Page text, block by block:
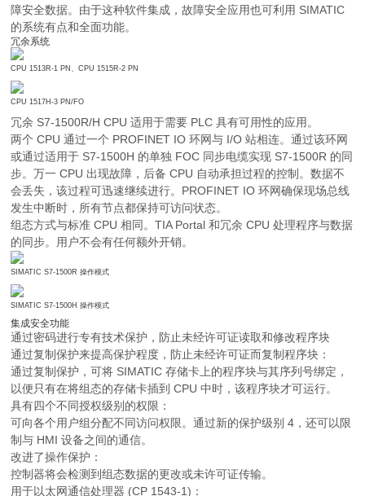
障安全数据。由于这种软件集成，故障安全应用也可利用 SIMATIC
的系统有点和全面功能。
冗余系统
CPU 1513R-1 PN、CPU 1515R-2 PN
CPU 1517H-3 PN/FO
冗余 S7-1500R/H CPU 适用于需要 PLC 具有可用性的应用。
两个 CPU 通过一个 PROFINET IO 环网与 I/O 站相连。通过该环网
或通过适用于 S7-1500H 的单独 FOC 同步电缆实现 S7-1500R 的同
步。万一 CPU 出现故障，后备 CPU 自动承担过程的控制。数据不
会丢失，该过程可迅速继续进行。PROFINET IO 环网确保现场总线
发生中断时，所有节点都保持可访问状态。
组态方式与标准 CPU 相同。TIA Portal 和冗余 CPU 处理程序与数据
的同步。用户不会有任何额外开销。
SIMATIC S7-1500R 操作模式
SIMATIC S7-1500H 操作模式
集成安全功能
通过密码进行专有技术保护，防止未经许可证读取和修改程序块
通过复制保护来提高保护程度，防止未经许可证而复制程序块：
通过复制保护，可将 SIMATIC 存储卡上的程序块与其序列号绑定，
以便只有在将组态的存储卡插到 CPU 中时，该程序块才可运行。
具有四个不同授权级别的权限：
可向各个用户组分配不同访问权限。通过新的保护级别 4，还可以限
制与 HMI 设备之间的通信。
改进了操作保护：
控制器将会检测到组态数据的更改或未许可证传输。
用于以太网通信处理器 (CP 1543-1)：